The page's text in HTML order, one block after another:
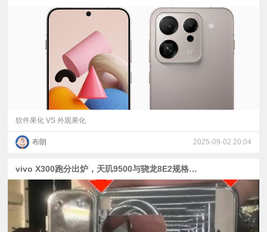
软件果化 VS 外观果化
布朗 2025-09-02 20:04
vivo X300跑分出炉，天玑9500与骁龙8E2规格汇总 | 果之玄武架构，iPhone 17 Pro中框曝光